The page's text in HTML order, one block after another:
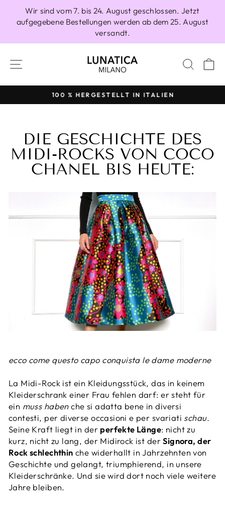
Inhalt
Wir sind vom 7. bis 24. August geschlossen. Jetzt
aufgegebene Bestellungen werden ab dem 25. August
versandt.
SEITENNAVIGATION
Pause
100 % HERGESTELLT IN ITALIEN
DIE GESCHICHTE DES
MIDI-ROCKS VON COCO
CHANEL BIS HEUTE:
ecco come questo capo conquista le dame moderne
La Midi-Rock ist ein Kleidungsstück, das in keinem
Kleiderschrank einer Frau fehlen darf: er steht für
ein muss habenche si adatta bene in diversi
contesti, per diverse occasioni e per svariati schau.
Seine Kraft liegt in der perfekte Länge: nicht zu
kurz, nicht zu lang, der Midirock ist derSignora, der
Rock schlechthin che widerhallt in Jahrzehnten von
Geschichte und gelangt, triumphierend, in unsere
Kleiderschränke. Und sie wird dort noch viele weitere
Jahre bleiben.